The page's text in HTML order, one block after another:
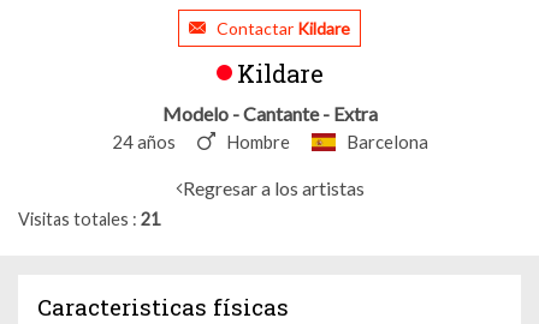
Contactar Kildare
Kildare
Modelo - Cantante - Extra
24 años Hombre Barcelona
Regresar a los artistas
Visitas totales 21
Caracteristicas físicas